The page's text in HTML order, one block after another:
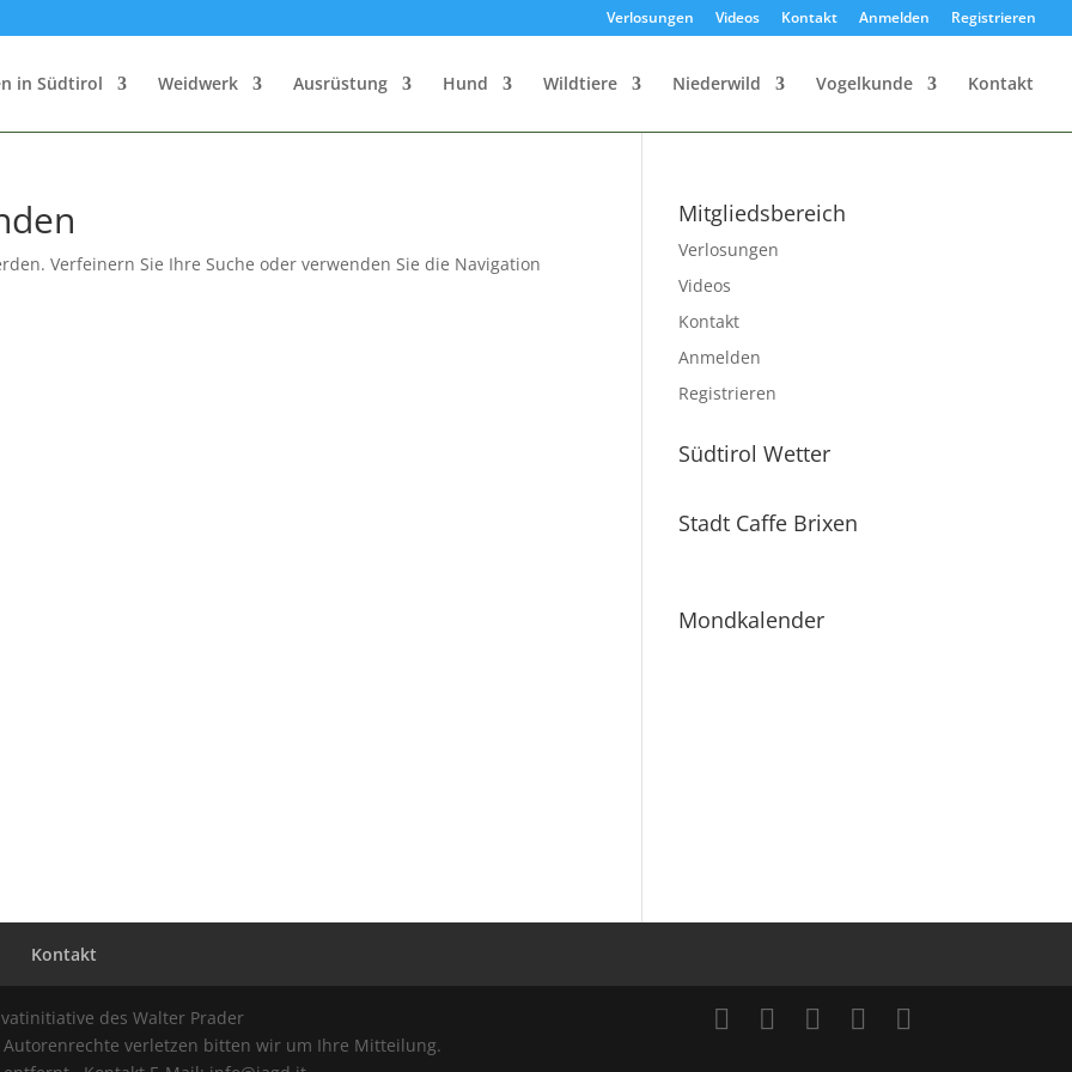
Verlosungen Videos Kontakt Anmelden Registrieren
in Südtirol Weidwerk Ausrüstung Hund Wildtiere Niederwild Vogelkunde Kontakt
Verfeinern Sie Ihre Suche oder verwenden Sie die Navigation
Mitgliedsbereich
Verlosungen
Videos
Kontakt
Anmelden
Registrieren
Südtirol Wetter
Stadt Caffe Brixen
Mondkalender
Kontakt
des Walter Prader
verletzen bitten wir um Ihre Mitteilung.